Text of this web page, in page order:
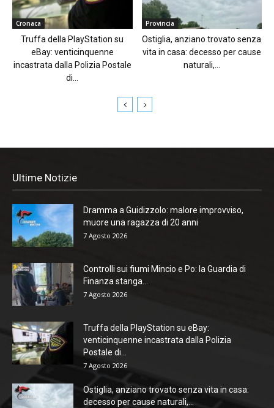
Cronaca
Truffa della PlayStation su
eBay: venticinquenne
incastrata dalla Polizia Postale
di...
Provincia
Ostiglia, anziano trovato senza
vita in casa: decesso per cause
naturali,...
Ultime Notizie
Dramma a Guidizzolo: malore improvviso,
muore una ragazza di 20 anni
7 Agosto 2026
Controlli sui fiumi Mincio e Po: la Guardia di
Finanza stanga...
7 Agosto 2026
Truffa della PlayStation su eBay:
venticinquenne incastrata dalla Polizia
Postale di...
7 Agosto 2026
Ostiglia, anziano trovato senza vita in casa:
decesso per cause naturali,...